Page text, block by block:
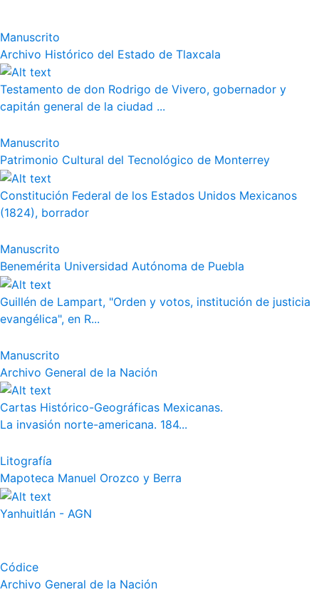
Manuscrito
Archivo Histórico del Estado de Tlaxcala
Testamento de don Rodrigo de Vivero, gobernador y
capitán general de la ciudad ...
Manuscrito
Patrimonio Cultural del Tecnológico de Monterrey
Constitución Federal de los Estados Unidos Mexicanos
(1824), borrador
Manuscrito
Benemérita Universidad Autónoma de Puebla
Guillén de Lampart, "Orden y votos, institución de justicia
evangélica", en R...
Manuscrito
Archivo General de la Nación
Cartas Histórico-Geográficas Mexicanas.
La invasión norte-americana. 184...
Litografía
Mapoteca Manuel Orozco y Berra
Yanhuitlán - AGN
Códice
Archivo General de la Nación